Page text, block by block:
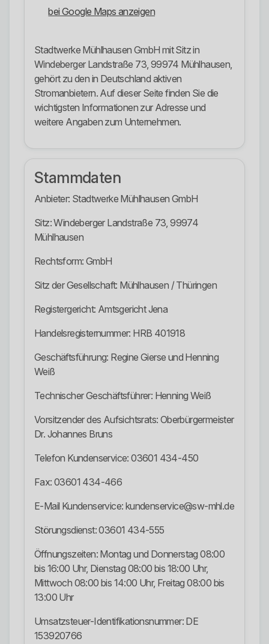
bei Google Maps anzeigen
Stadtwerke Mühlhausen GmbH mit Sitz in
Windeberger Landstraße 73, 99974 Mühlhausen,
gehört zu den in Deutschland aktiven
Stromanbietern. Auf dieser Seite finden Sie die
wichtigsten Informationen zur Adresse und
weitere Angaben zum Unternehmen.
Stammdaten
Anbieter: Stadtwerke Mühlhausen GmbH
Sitz: Windeberger Landstraße 73, 99974
Mühlhausen
Rechtsform: GmbH
Sitz der Gesellschaft: Mühlhausen / Thüringen
Registergericht: Amtsgericht Jena
Handelsregisternummer: HRB 401918
Geschäftsführung: Regine Gierse und Henning
Weiß
Technischer Geschäftsführer: Henning Weiß
Vorsitzender des Aufsichtsrats: Oberbürgermeister
Dr. Johannes Bruns
Telefon Kundenservice: 03601 434-450
Fax: 03601 434-466
E-Mail Kundenservice: kundenservice@sw-mhl.de
Störungsdienst: 03601 434-555
Öffnungszeiten: Montag und Donnerstag 08:00
bis 16:00 Uhr, Dienstag 08:00 bis 18:00 Uhr,
Mittwoch 08:00 bis 14:00 Uhr, Freitag 08:00 bis
13:00 Uhr
Umsatzsteuer-Identifikationsnummer: DE
153920766